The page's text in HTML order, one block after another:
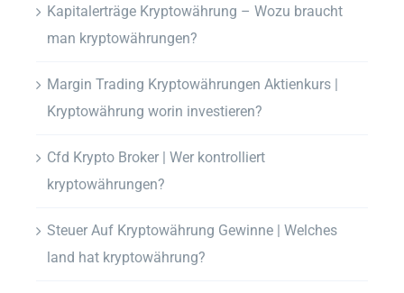
Kapitalerträge Kryptowährung – Wozu braucht
man kryptowährungen?
Margin Trading Kryptowährungen Aktienkurs |
Kryptowährung worin investieren?
Cfd Krypto Broker | Wer kontrolliert
kryptowährungen?
Steuer Auf Kryptowährung Gewinne | Welches
land hat kryptowährung?